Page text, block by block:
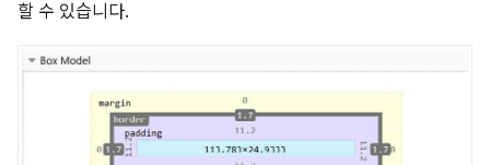
할 수 있습니다.